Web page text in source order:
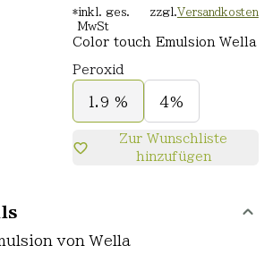
*inkl. ges.
MwSt
zzgl. Versandkosten
Color touch Emulsion Wella
Peroxid
1.9 % 4%
Zur Wunschliste
hinzufügen
von Wella